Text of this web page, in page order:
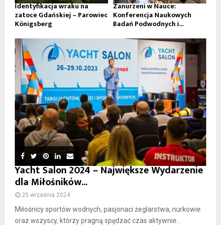
Identyfikacja wraku na
zatoce Gdańskiej – Parowiec
Königsberg
Zanurzeni w Nauce:
Konferencja Naukowych
Badań Podwodnych i...
Yacht Salon 2024 – Największe Wydarzenie
dla Miłośników...
25 września 2024
Miłośnicy sportów wodnych, pasjonaci żeglarstwa, nurkowie
oraz wszyscy, którzy pragną spędzać czas aktywnie...